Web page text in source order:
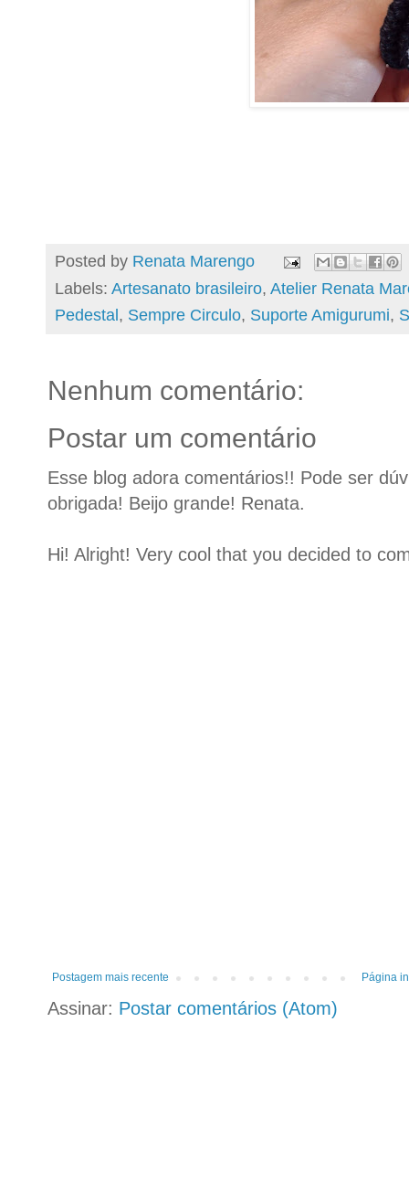
Posted by Renata Marengo
Labels: Artesanato brasileiro, Atelier Renata
Pedestal , Sempre Circulo, Suporte Amigurumi,
Nenhum comentário:
Postar um comentário
Esse blog adora comentários!! Pode ser
obrigada! Beijo grande! Renata.
Hi! Alright! Very cool that you decided to
Postagem mais recente Página
Assinar: Postar comentários (Atom)